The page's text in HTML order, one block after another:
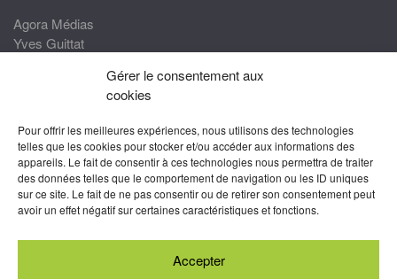
Gérer le consentement aux
cookies
Pour offrir les meilleures expériences, nous utilisons des technologies
telles que les cookies pour stocker et/ou accéder aux informations des
appareils. Le fait de consentir à ces technologies nous permettra de traiter
des données telles que le comportement de navigation ou les ID uniques
sur ce site. Le fait de ne pas consentir ou de retirer son consentement peut
avoir un effet négatif sur certaines caractéristiques et fonctions.
Accepter
Agora Médias
Yves Guittat
Devenez correspondant
Rejoignez nos experts
Devenez Partenaire
Nous suivre